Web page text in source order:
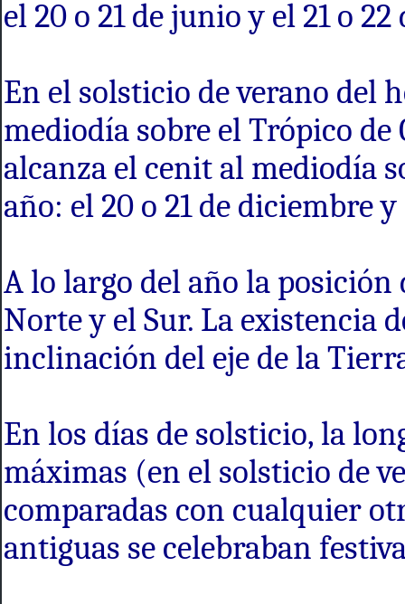
el 20 o 21 de junio y el 21 o
En el solsticio de verano del
mediodía sobre el Trópico
alcanza el cenit al mediodía
año: el 20 o 21 de diciembre
A lo largo del año la posición
Norte y el Sur. La existencia
inclinación del eje de la
En los días de solsticio, la
máximas (en el solsticio de
comparadas con cualquier
antiguas se celebraban